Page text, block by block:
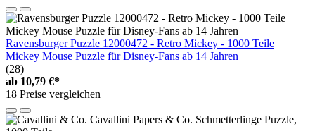
Ravensburger Puzzle 12000472 - Retro Mickey - 1000 Teile
Mickey Mouse Puzzle für Disney-Fans ab 14 Jahren
(28)
ab 10,79 €*
18 Preise vergleichen